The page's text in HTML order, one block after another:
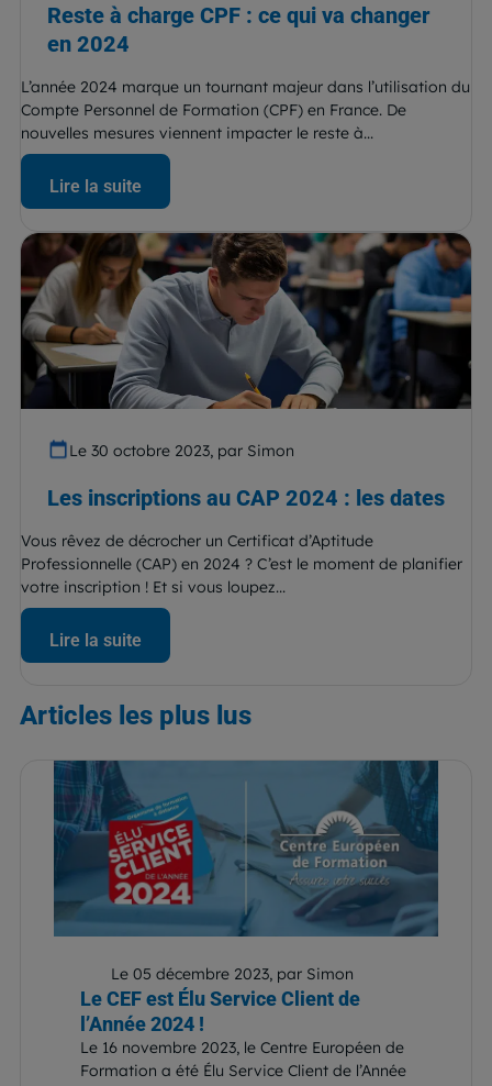
Reste à charge CPF : ce qui va changer
en 2024
L’année 2024 marque un tournant majeur dans l’utilisation du
Compte Personnel de Formation (CPF) en France. De
nouvelles mesures viennent impacter le reste à...
Lire la suite
Le 30 octobre 2023, par Simon
Les inscriptions au CAP 2024 : les dates
Vous rêvez de décrocher un Certificat d’Aptitude
Professionnelle (CAP) en 2024 ? C’est le moment de planifier
votre inscription ! Et si vous loupez...
Lire la suite
Articles les plus lus
Le 05 décembre 2023, par Simon
Le CEF est Élu Service Client de
l’Année 2024 !
Le 16 novembre 2023, le Centre Européen de
Formation a été Élu Service Client de l’Année